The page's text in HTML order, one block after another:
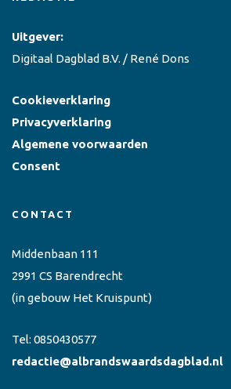
Uitgever:
Digitaal Dagblad B.V. / René Dons
Cookieverklaring
Privacyverklaring
Algemene voorwaarden
Consent
CONTACT
Middenbaan 111
2991 CS Barendrecht
(in gebouw Het Kruispunt)
Tel: 0850430577
redactie@albrandswaardsdagblad.nl